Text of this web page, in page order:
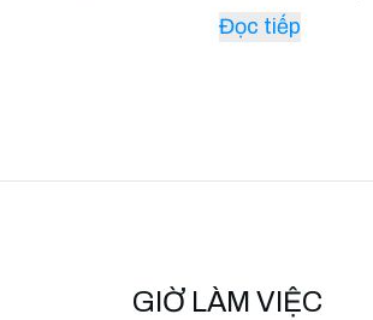
Đọc tiếp
GIỜ LÀM VIỆC